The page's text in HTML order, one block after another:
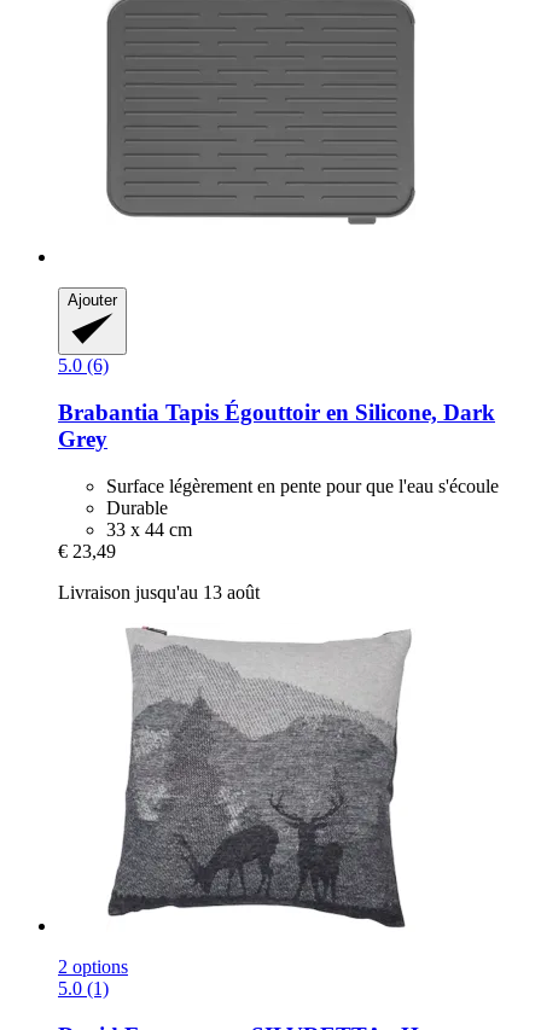
Ajouter
5.0 (6)
Brabantia Tapis Égouttoir en Silicone, Dark
Grey
Surface légèrement en pente pour que l'eau s'écoule
Durable
33 x 44 cm
€ 23,49
Livraison jusqu'au 13 août
2 options
5.0 (1)